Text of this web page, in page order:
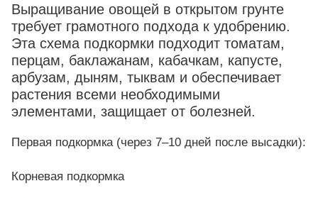
Выращивание овощей в открытом грунте
требует грамотного подхода к удобрению.
Эта схема подкормки подходит томатам,
перцам, баклажанам, кабачкам, капусте,
арбузам, дыням, тыквам и обеспечивает
растения всеми необходимыми
элементами, защищает от болезней.
Первая подкормка (через 7–10 дней после высадки):
Корневая подкормка